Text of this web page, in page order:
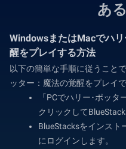
あ
WindowsまたはMacでハ
醒をプレイする方法
以下の簡単な手順に従うこと
ッター：魔法の覚醒をプレイ
「PCでハリー･ポッ
クリックして
BlueStacksをインスト
にログインします。